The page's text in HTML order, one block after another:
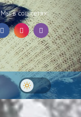
Мы в соц.сетях: